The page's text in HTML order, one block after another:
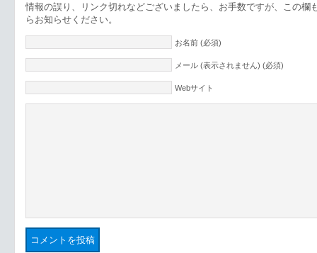
情報の誤り、リンク切れなどございましたら、お手数ですが、この欄
らお知らせください。
お名前 (必須)
メール (表示されません) (必須)
Webサイト